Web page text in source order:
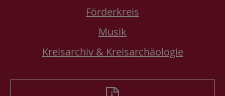
Förderkreis
Musik
Kreisarchiv & Kreisarchäologie